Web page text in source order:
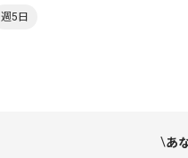
週5日
あ